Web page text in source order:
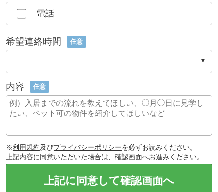
電話
希望連絡時間 任意
内容 任意
※利用規約及びプライバシーポリシーを必ずお読みください。
上記内容に同意いただいた場合は、確認画面へお進みください。
上記に同意して確認画面へ